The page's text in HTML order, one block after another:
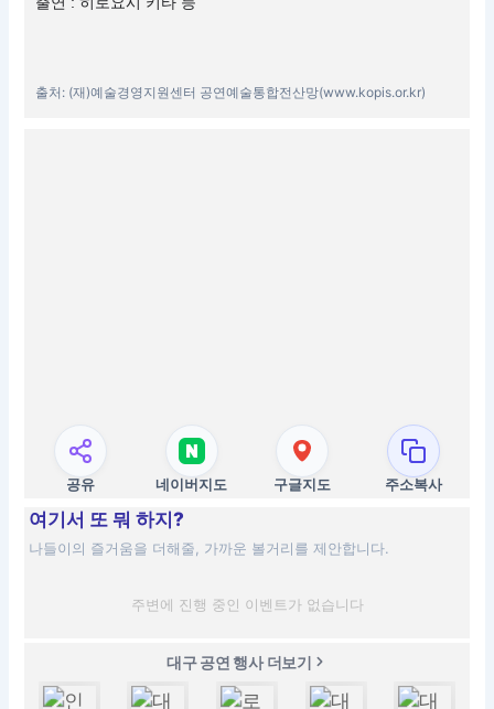
출처: (재)예술경영지원센터 공연예술통합전산망(www.kopis.or.kr)
공유 네이버지도 구글지도 주소복사
여기서 또 뭐 하지?
나들이의 즐거움을 더해줄, 가까운 볼거리를 제안합니다.
주변에 진행 중인 이벤트가 없습니다
대구 공연 행사 더보기